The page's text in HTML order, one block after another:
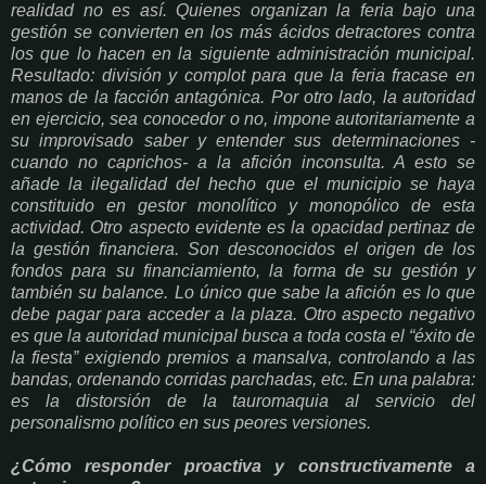
realidad no es así. Quienes organizan la feria bajo una
gestión se convierten en los más ácidos detractores contra
los que lo hacen en la siguiente administración municipal.
Resultado: división y complot para que la feria fracase en
manos de la facción antagónica. Por otro lado, la autoridad
en ejercicio, sea conocedor o no, impone autoritariamente a
su improvisado saber y entender sus determinaciones -
cuando no caprichos- a la afición inconsulta. A esto se
añade la ilegalidad del hecho que el municipio se haya
constituido en gestor monolítico y monopólico de esta
actividad. Otro aspecto evidente es la opacidad pertinaz de
la gestión financiera. Son desconocidos el origen de los
fondos para su financiamiento, la forma de su gestión y
también su balance. Lo único que sabe la afición es lo que
debe pagar para acceder a la plaza. Otro aspecto negativo
es que la autoridad municipal busca a toda costa el “éxito de
la fiesta” exigiendo premios a mansalva, controlando a las
bandas, ordenando corridas parchadas, etc. En una palabra:
es la distorsión de la tauromaquia al servicio del
personalismo político en sus peores versiones.
¿Cómo responder proactiva y constructivamente a